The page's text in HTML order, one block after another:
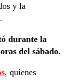
y la
durante la
del sábado.
, quienes